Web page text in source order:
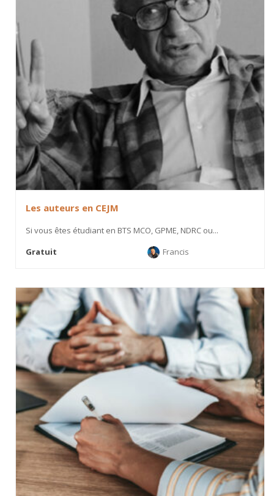
Les auteurs en CEJM
Si vous êtes étudiant en BTS MCO, GPME, NDRC ou...
Gratuit
Francis